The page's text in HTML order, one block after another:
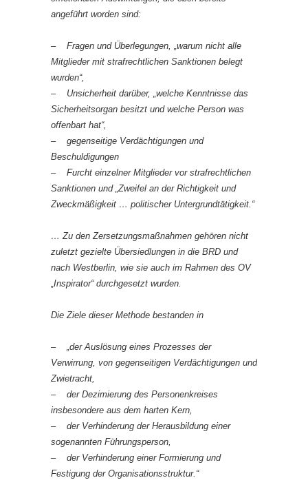
angeführt worden sind:
– Fragen und Überlegungen, „warum nicht alle
Mitglieder mit strafrechtlichen Sanktionen belegt
wurden“,
– Unsicherheit darüber, „welche Kenntnisse das
Sicherheitsorgan besitzt und welche Person was
offenbart hat“,
– gegenseitige Verdächtigungen und
Beschuldigungen
– Furcht einzelner Mitglieder vor strafrechtlichen
Sanktionen und „Zweifel an der Richtigkeit und
Zweckmäßigkeit … politischer Untergrundtätigkeit.“
… Zu den Zersetzungsmaßnahmen gehören nicht
zuletzt gezielte Übersiedlungen in die BRD und
nach Westberlin, wie sie auch im Rahmen des OV
„Inspirator“ durchgesetzt wurden.
Die Ziele dieser Methode bestanden in
– „der Auslösung eines Prozesses der
Verwirrung, von gegenseitigen Verdächtigungen und
Zwietracht,
– der Dezimierung des Personenkreises
insbesondere aus dem harten Kern,
– der Verhinderung der Herausbildung einer
sogenannten Führungsperson,
– der Verhinderung einer Formierung und
Festigung der Organisationsstruktur.“